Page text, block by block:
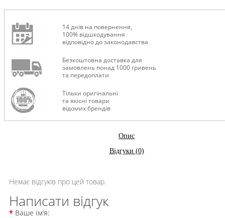
14 днів на повернення,
100% відшкодування
відповідно до законодавства
Безкоштовна доставка для
замовлень понад 1000 гривень
та передоплати
Тільки оригінальні
та якісні товари
відомих брендів
Опис
Відгуки (0)
Немає відгуків про цей товар.
Написати відгук
Ваше ім’я: